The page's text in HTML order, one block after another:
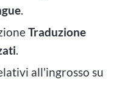
.
Traduzione
.
all'ingrosso su